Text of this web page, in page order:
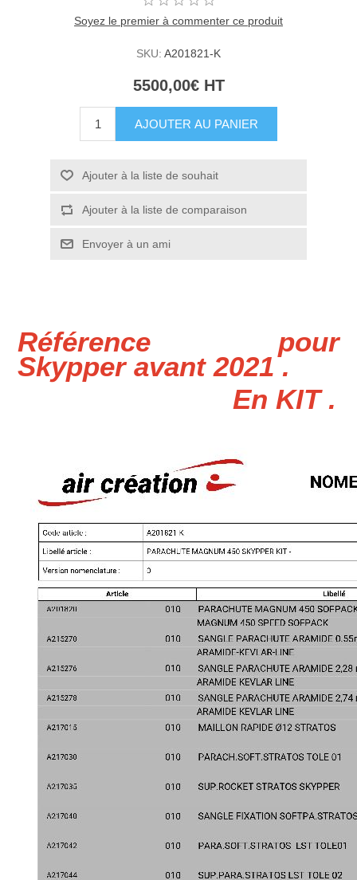
Soyez le premier à commenter ce produit
SKU: A201821-K
5500,00€ HT
AJOUTER AU PANIER
Ajouter à la liste de souhait
Ajouter à la liste de comparaison
Envoyer à un ami
Référence pour
Skypper avant 2021 .
En KIT .